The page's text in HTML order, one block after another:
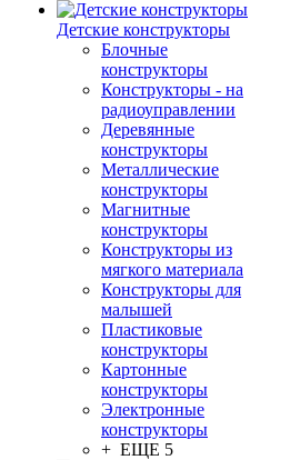
Детские конструкторы
Блочные
конструкторы
Конструкторы - на
радиоуправлении
Деревянные
конструкторы
Металлические
конструкторы
Магнитные
конструкторы
Конструкторы из
мягкого материала
Конструкторы для
малышей
Пластиковые
конструкторы
Картонные
конструкторы
Электронные
конструкторы
+ ЕЩЕ 5